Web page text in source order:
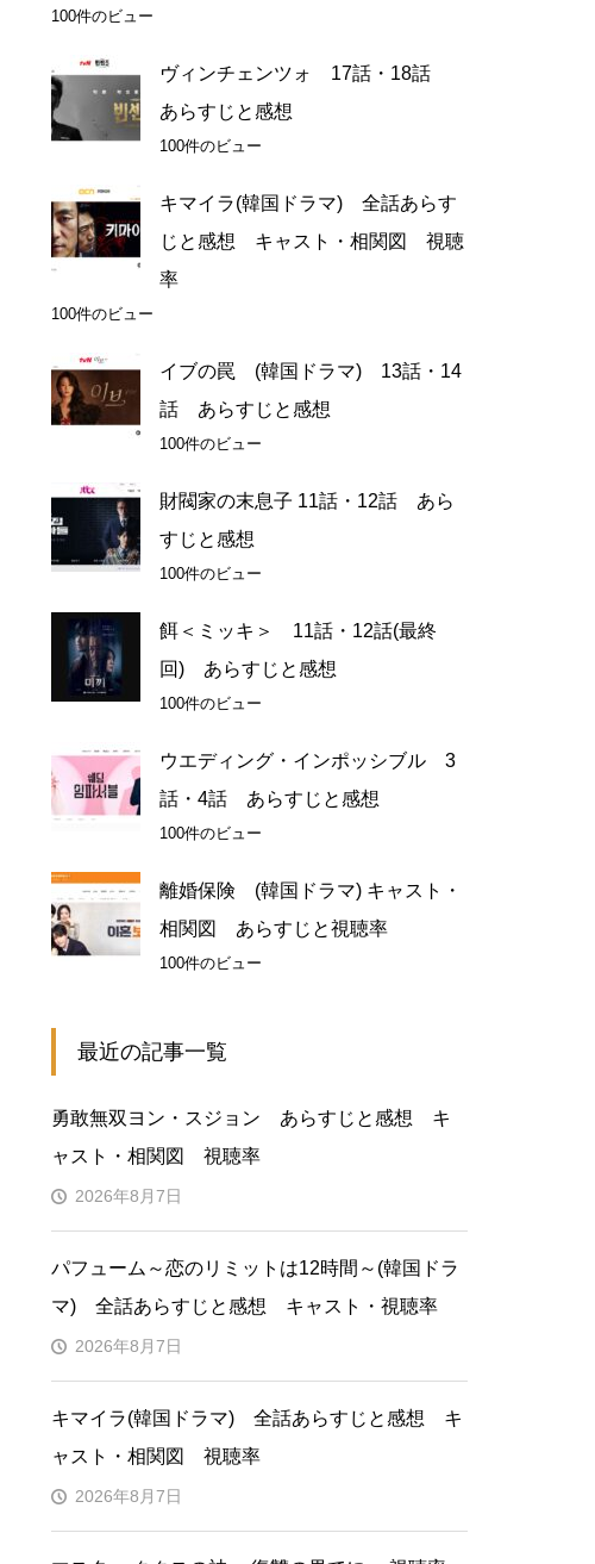
100件のビュー
ヴィンチェンツォ 17話・18話
あらすじと感想
100件のビュー
キマイラ(韓国ドラマ) 全話あらす
じと感想 キャスト・相関図 視聴
率
100件のビュー
イブの罠 (韓国ドラマ) 13話・14
話 あらすじと感想
100件のビュー
財閥家の末息子 11話・12話 あら
すじと感想
100件のビュー
餌＜ミッキ＞ 11話・12話(最終
回) あらすじと感想
100件のビュー
ウエディング・インポッシブル 3
話・4話 あらすじと感想
100件のビュー
離婚保険 (韓国ドラマ) キャスト・
相関図 あらすじと視聴率
100件のビュー
最近の記事一覧
勇敢無双ヨン・スジョン あらすじと感想 キ
ャスト・相関図 視聴率
2026年8月7日
パフューム～恋のリミットは12時間～(韓国ドラ
マ) 全話あらすじと感想 キャスト・視聴率
2026年8月7日
キマイラ(韓国ドラマ) 全話あらすじと感想 キ
ャスト・相関図 視聴率
2026年8月7日